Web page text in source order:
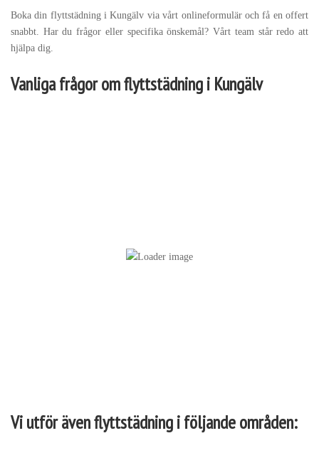
Boka din flyttstädning i Kungälv via vårt onlineformulär och få en offert
snabbt. Har du frågor eller specifika önskemål? Vårt team står redo att
hjälpa dig.
Vanliga frågor om flyttstädning i Kungälv
Vi utför även flyttstädning i följande områden: